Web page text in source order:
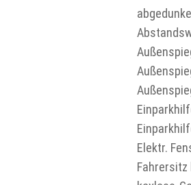
Elektr.